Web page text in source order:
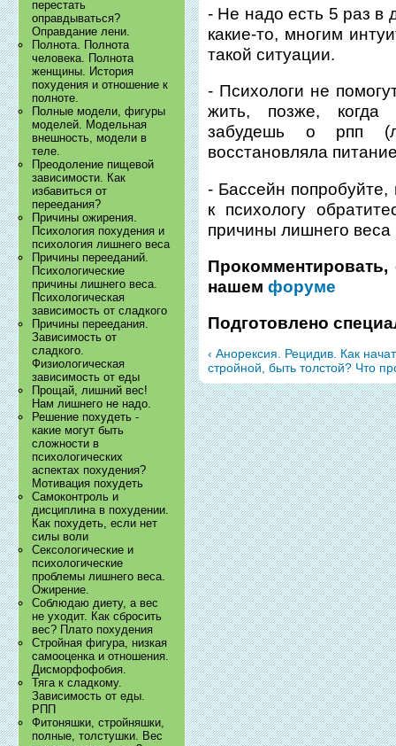
перестать
оправдываться?
Оправдание лени.
Полнота. Полнота
человека. Полнота
женщины. История
похудения и отношение к
полноте.
Полные модели, фигуры
моделей. Модельная
внешность, модели в
теле.
Преодоление пищевой
зависимости. Как
избавиться от
переедания?
Причины ожирения.
Психология похудения и
психология лишнего веса
Причины перееданий.
Психологические
причины лишнего веса.
Психологическая
зависимость от сладкого
Причины переедания.
Зависимость от
сладкого.
Физиологическая
зависимость от еды
Прощай, лишний вес!
Нам лишнего не надо.
Решение похудеть -
какие могут быть
сложности в
психологических
аспектах похудения?
Мотивация похудеть
Самоконтроль и
дисциплина в похудении.
Как похудеть, если нет
силы воли
Сексологические и
психологические
проблемы лишнего веса.
Ожирение.
Соблюдаю диету, а вес
не уходит. Как сбросить
вес? Плато похудения
Стройная фигура, низкая
самооценка и отношения.
Дисморфофобия.
Тяга к сладкому.
Зависимость от еды.
РПП
Фитоняшки, стройняшки,
полные, толстушки. Вес
- Не надо есть 5 раз в
какие-то, многим
такой ситуации.
- Психологи не
жить, позже, когда
забудешь о рпп
восстановляла
- Бассейн
к психологу
причины лишнего
нашемфоруме
Подготовлено
‹ Анорексия. Рецидив. Как
стройной, быть толстой? Что